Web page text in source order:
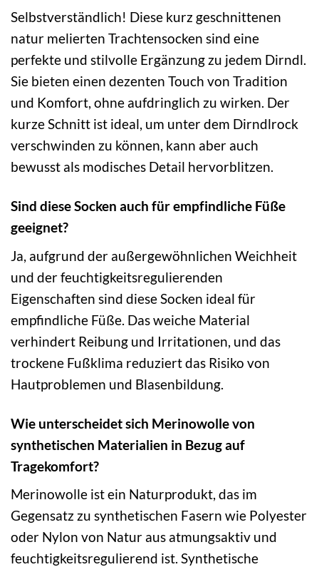
Selbstverständlich! Diese kurz geschnittenen
natur melierten Trachtensocken sind eine
perfekte und stilvolle Ergänzung zu jedem Dirndl.
Sie bieten einen dezenten Touch von Tradition
und Komfort, ohne aufdringlich zu wirken. Der
kurze Schnitt ist ideal, um unter dem Dirndlrock
verschwinden zu können, kann aber auch
bewusst als modisches Detail hervorblitzen.
Sind diese Socken auch für empfindliche Füße
geeignet?
Ja, aufgrund der außergewöhnlichen Weichheit
und der feuchtigkeitsregulierenden
Eigenschaften sind diese Socken ideal für
empfindliche Füße. Das weiche Material
verhindert Reibung und Irritationen, und das
trockene Fußklima reduziert das Risiko von
Hautproblemen und Blasenbildung.
Wie unterscheidet sich Merinowolle von
synthetischen Materialien in Bezug auf
Tragekomfort?
Merinowolle ist ein Naturprodukt, das im
Gegensatz zu synthetischen Fasern wie Polyester
oder Nylon von Natur aus atmungsaktiv und
feuchtigkeitsregulierend ist. Synthetische